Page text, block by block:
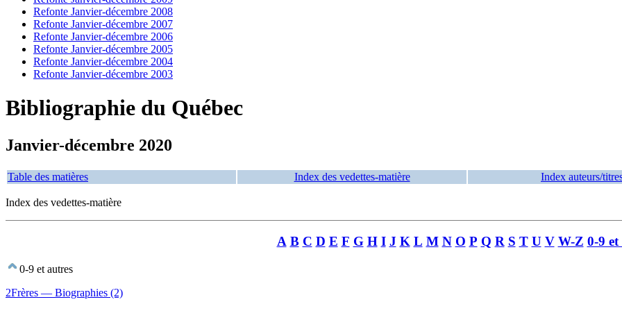
Refonte Janvier-décembre 2008
Refonte Janvier-décembre 2007
Refonte Janvier-décembre 2006
Refonte Janvier-décembre 2005
Refonte Janvier-décembre 2004
Refonte Janvier-décembre 2003
Bibliographie du Québec
Janvier-décembre 2020
Table des matières Index des vedettes-matière Index auteurs/
Index des vedettes-matière
A B C D E F G H I J K L M N O P Q R S T U V W-Z 0-9 et
0-9 et autres
2Frères — Biographies (2)